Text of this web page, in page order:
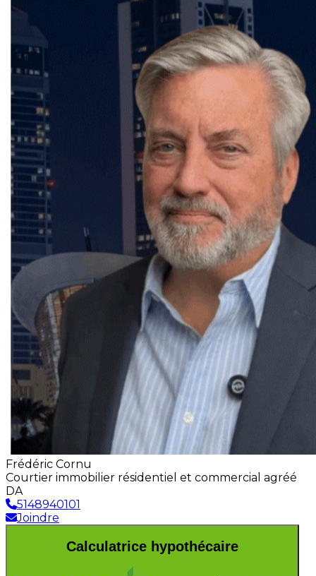
Frédéric Cornu
Courtier immobilier résidentiel et commercial agréé
DA
5148940101
Joindre
Calculatrice hypothécaire